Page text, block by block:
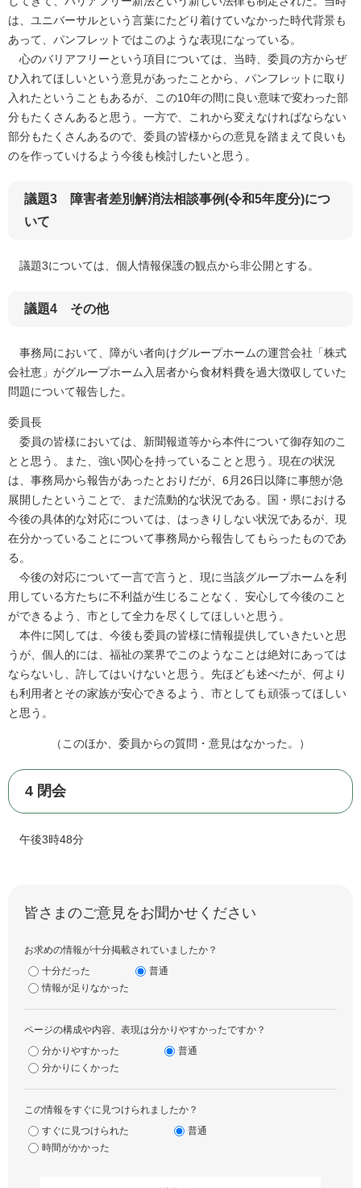
は、ユニバーサルという言葉にたどり着けていなかった時代背景も
あって、パンフレットではこのような表現になっている。
心のバリアフリーという項目については、当時、委員の方からぜ
ひ入れてほしいという意見があったことから、パンフレットに取り
入れたということもあるが、この10年の間に良い意味で変わった部
分もたくさんあると思う。一方で、これから変えなければならない
部分もたくさんあるので、委員の皆様からの意見を踏まえて良いも
のを作っていけるよう今後も検討したいと思う。
議題3 障害者差別解消法相談事例(令和5年度分)につ
いて
議題3については、個人情報保護の観点から非公開とする。
議題4 その他
事務局において、障がい者向けグループホームの運営会社「株式
会社恵」がグループホーム入居者から食材料費を過大徴収していた
問題について報告した。
委員長
委員の皆様においては、新聞報道等から本件について御存知のこ
とと思う。また、強い関心を持っていることと思う。現在の状況
は、事務局から報告があったとおりだが、6月26日以降に事態が急
展開したということで、まだ流動的な状況である。国・県における
今後の具体的な対応については、はっきりしない状況であるが、現
在分かっていることについて事務局から報告してもらったものであ
る。
今後の対応について一言で言うと、現に当該グループホームを利
用している方たちに不利益が生じることなく、安心して今後のこと
ができるよう、市として全力を尽くしてほしいと思う。
本件に関しては、今後も委員の皆様に情報提供していきたいと思
うが、個人的には、福祉の業界でこのようなことは絶対にあっては
ならないし、許してはいけないと思う。先ほども述べたが、何より
も利用者とその家族が安心できるよう、市としても頑張ってほしい
と思う。
（このほか、委員からの質問・意見はなかった。）
4 閉会
午後3時48分
皆さまのご意見をお聞かせください
お求めの情報が十分掲載されていましたか？
十分だった
普通
情報が足りなかった
ページの構成や内容、表現は分かりやすかったですか？
分かりやすかった
普通
分かりにくかった
この情報をすぐに見つけられましたか？
すぐに見つけられた
普通
時間がかかった